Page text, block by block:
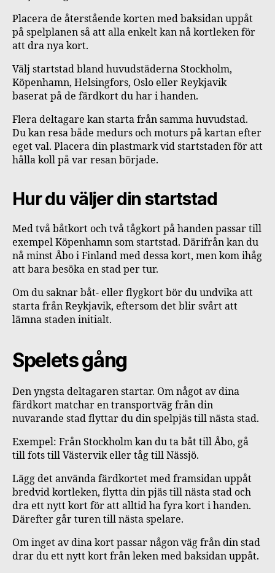
Placera de återstående korten med baksidan uppåt
på spelplanen så att alla enkelt kan nå kortleken för
att dra nya kort.
Välj startstad bland huvudstäderna Stockholm,
Köpenhamn, Helsingfors, Oslo eller Reykjavik
baserat på de färdkort du har i handen.
Flera deltagare kan starta från samma huvudstad.
Du kan resa både medurs och moturs på kartan efter
eget val. Placera din plastmark vid startstaden för att
hålla koll på var resan började.
Hur du väljer din startstad
Med två båtkort och två tågkort på handen passar till
exempel Köpenhamn som startstad. Därifrån kan du
nå minst Åbo i Finland med dessa kort, men kom ihåg
att bara besöka en stad per tur.
Om du saknar båt- eller flygkort bör du undvika att
starta från Reykjavik, eftersom det blir svårt att
lämna staden initialt.
Spelets gång
Den yngsta deltagaren startar. Om något av dina
färdkort matchar en transportväg från din
nuvarande stad flyttar du din spelpjäs till nästa stad.
Exempel: Från Stockholm kan du ta båt till Åbo, gå
till fots till Västervik eller tåg till Nässjö.
Lägg det använda färdkortet med framsidan uppåt
bredvid kortleken, flytta din pjäs till nästa stad och
dra ett nytt kort för att alltid ha fyra kort i handen.
Därefter går turen till nästa spelare.
Om inget av dina kort passar någon väg från din stad
drar du ett nytt kort från leken med baksidan uppåt.